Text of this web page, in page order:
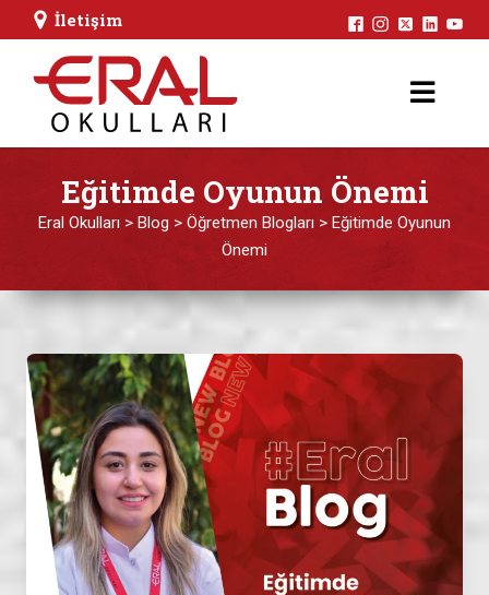
İletişim
Eğitimde Oyunun Önemi
Eral Okulları > Blog > Öğretmen Blogları > Eğitimde Oyunun
Önemi